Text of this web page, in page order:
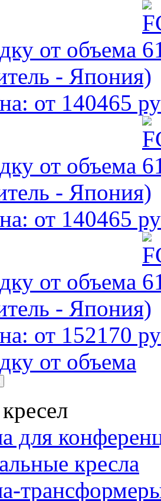
от объема
- Япония)
от 140465
от объема
- Япония)
от 140465
от объема
- Япония)
от 152170
от объема
для
кресла